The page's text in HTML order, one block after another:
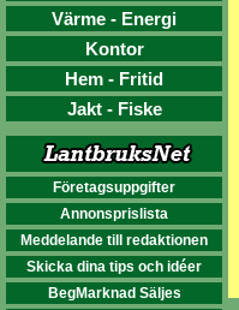
Värme - Energi
Kontor
Hem - Fritid
Jakt - Fiske
Företagsuppgifter
Annonsprislista
Meddelande till redaktionen
Skicka dina tips och idéer
BegMarknad Säljes